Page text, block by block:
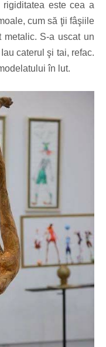
este cea a
cum să ţii fâşiile
S-a uscat un
caterul şi tai, refac.
în lut.